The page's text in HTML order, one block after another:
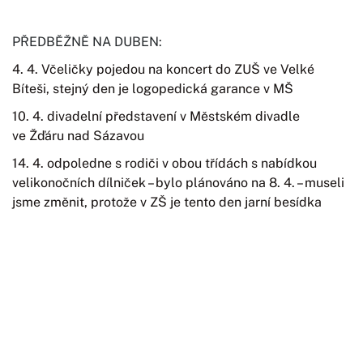
PŘEDBĚŽNĚ NA DUBEN:
4. 4. Včeličky pojedou na koncert do ZUŠ ve Velké
Bíteši, stejný den je logopedická garance v MŠ
10. 4. divadelní představení v Městském divadle
ve Žďáru nad Sázavou
14. 4. odpoledne s rodiči v obou třídách s nabídkou
velikonočních dílniček – bylo plánováno na 8. 4. – museli
jsme změnit, protože v ZŠ je tento den jarní besídka